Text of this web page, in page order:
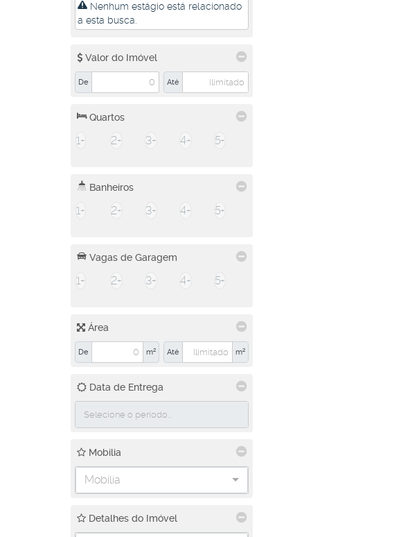
Nenhum estágio está relacionado
a esta busca.
Valor do Imóvel
De Até
Quartos
1+ 2+ 3+ 4+ 5+
Banheiros
1+ 2+ 3+ 4+ 5+
Vagas de Garagem
1+ 2+ 3+ 4+ 5+
Área
De m² Até m²
Data de Entrega
Mobilia
Mobília
Detalhes do Imóvel